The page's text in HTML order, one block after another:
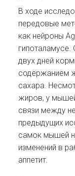
В ходе
передовые
как нейроны
двух дней
содержанием
сахара.
жиров, у
связи между
предыдущих
самок мышей
изменений в
аппетит.